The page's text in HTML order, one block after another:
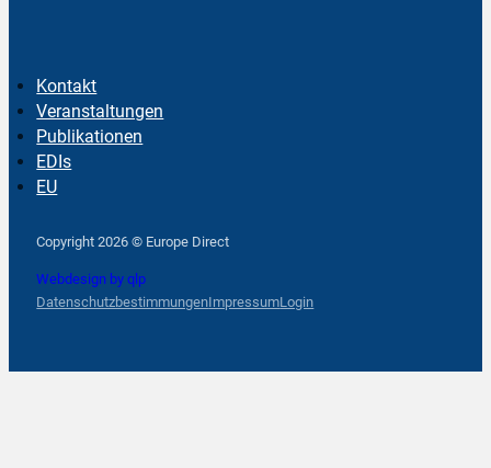
Kontakt
Veranstaltungen
Publikationen
EDIs
EU
Copyright 2026 © Europe Direct
Webdesign by qlp
DatenschutzbestimmungenImpressumLogin